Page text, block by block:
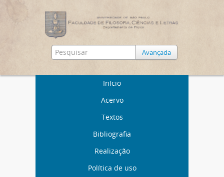
Avançada
Início
Acervo
Textos
Bibliografia
Realização
Política de uso